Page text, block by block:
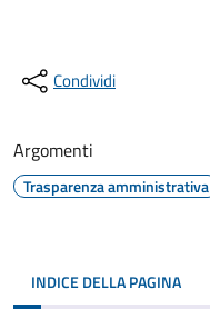
Condividi
Argomenti
Trasparenza amministrativa
INDICE DELLA PAGINA